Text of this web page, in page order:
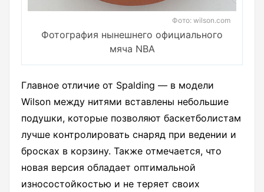
Фото: wilson.com
Фотография нынешнего официального
мяча NBA
Главное отличие от Spalding — в модели
Wilson между нитями вставлены небольшие
подушки, которые позволяют баскетболистам
лучше контролировать снаряд при ведении и
бросках в корзину. Также отмечается, что
новая версия обладает оптимальной
износостойкостью и не теряет своих